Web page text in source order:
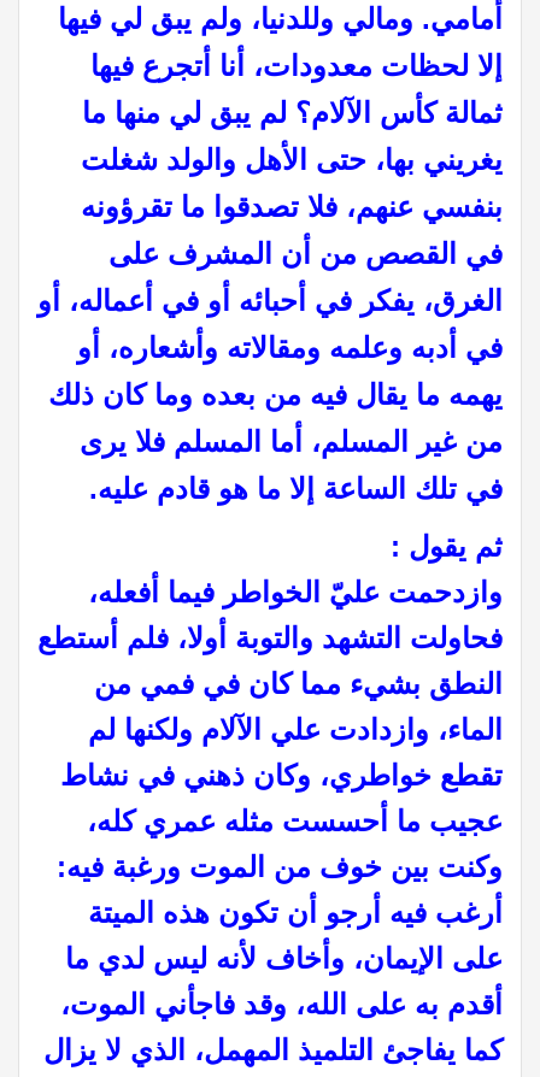
أمامي. ومالي وللدنيا، ولم يبق لي فيها
إلا لحظات معدودات، أنا أتجرع فيها
ثمالة كأس الآلام؟ لم يبق لي منها ما
يغريني بها، حتى الأهل والولد شغلت
بنفسي عنهم، فلا تصدقوا ما تقرؤونه
في القصص من أن المشرف على
الغرق، يفكر في أحبائه أو في أعماله، أو
في أدبه وعلمه ومقالاته وأشعاره، أو
يهمه ما يقال فيه من بعده وما كان ذلك
من غير المسلم، أما المسلم فلا يرى
في تلك الساعة إلا ما هو قادم عليه.
ثم يقول :
وازدحمت عليّ الخواطر فيما أفعله،
فحاولت التشهد والتوبة أولا، فلم أستطع
النطق بشيء مما كان في فمي من
الماء، وازدادت علي الآلام ولكنها لم
تقطع خواطري، وكان ذهني في نشاط
عجيب ما أحسست مثله عمري كله،
وكنت بين خوف من الموت ورغبة فيه:
أرغب فيه أرجو أن تكون هذه الميتة
على الإيمان، وأخاف لأنه ليس لدي ما
أقدم به على الله، وقد فاجأني الموت،
كما يفاجئ التلميذ المهمل، الذي لا يزال